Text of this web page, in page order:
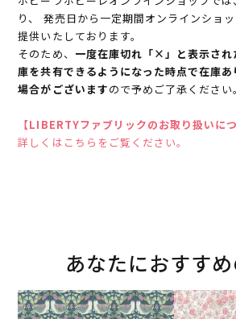
り、 発売日から一定期間オンラインショ
提供いたしております。
そのため、 一度在庫切れ「×」と表示され
庫を共有できるようになった時点で在庫あ
場合がございますので予めご了承ください。
【LIBERTYファブリックのお取り扱いにつ
詳しくはこちらをご覧ください。
あなたにおすす